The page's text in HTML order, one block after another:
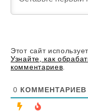
Этот сайт
Узнайте, как
комментариев
0 КОММЕНТАРИЕВ